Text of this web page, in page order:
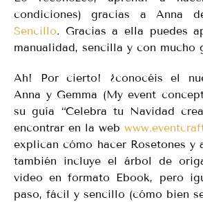
condiciones) gracias a Anna
Sencillo. Gracias a ella puedes
manualidad, sencilla y con mucho
Ah! Por cierto! ¿conocéis el
Anna y Gemma (My event
su guía “Celebra tu Navidad
encontrar en la web
explican cómo hacer Rosetones y
también incluye el árbol de
video en formato Ebook, pero
paso, fácil y sencillo (cómo bien